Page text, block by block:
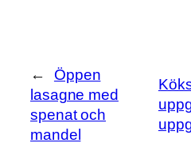
←
Öppen
lasagne med
spenat och
mandel